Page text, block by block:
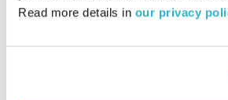
Read more details in our privacy
מנסים לענות על שאלות שמעסיקות את